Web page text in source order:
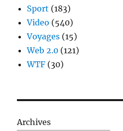
Sport (183)
Video (540)
Voyages (15)
Web 2.0 (121)
WTF (30)
Archives